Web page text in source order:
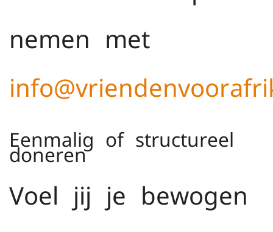
nemen met
Eenmalig of structureel
doneren
Voel jij je bewogen